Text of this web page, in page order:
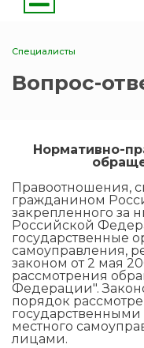
Специалисты
Вопрос-
Нормативно-
Правоотношения,
гражданином
закрепленного за
Российской
государственные
самоуправления,
законом от 2 мая
рассмотрения
Федерации".
порядок
местного
лицами.